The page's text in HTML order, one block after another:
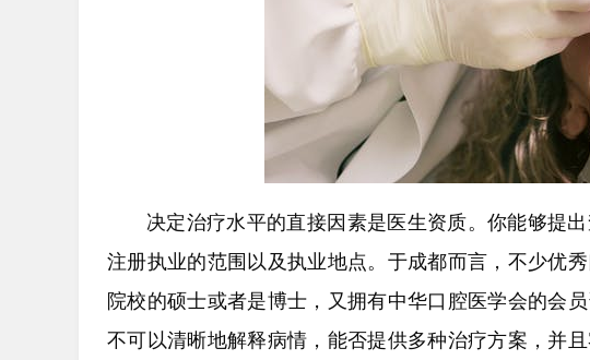
决定治疗水平的直接因素是医生资质。你能够提
注册执业的范围以及执业地点。于成都而言，不少优
院校的硕士或者是博士，又拥有中华口腔医学会的会
不可以清晰地解释病情，能否提供多种治疗方案，并